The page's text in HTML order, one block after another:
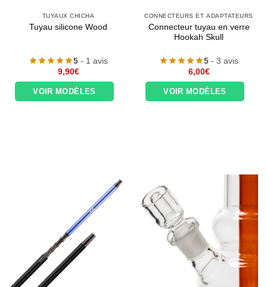
TUYAUX CHICHA
Tuyau silicone Wood
5 - 1 avis
9,90€
VOIR MODÈLES
CONNECTEURS ET ADAPTATEURS
Connecteur tuyau en verre
Hookah Skull
5 - 3 avis
6,00€
VOIR MODÈLES